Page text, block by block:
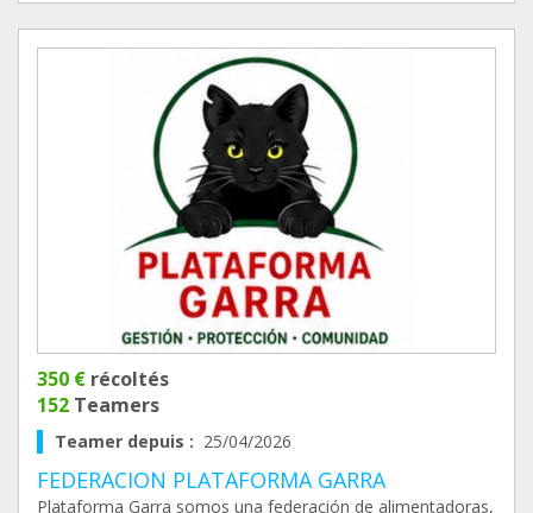
350 € récoltés
152 Teamers
Teamer depuis : 25/04/2026
FEDERACION PLATAFORMA GARRA
Plataforma Garra somos una federación de alimentadoras,